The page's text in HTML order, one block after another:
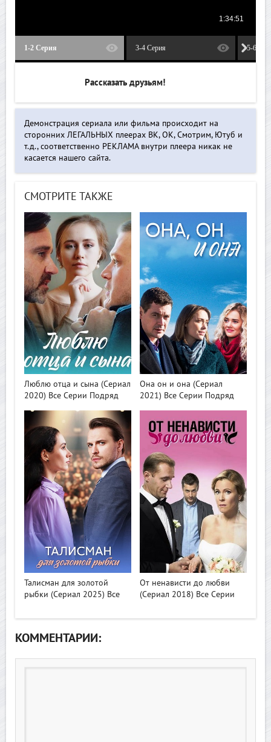
1-2 Серия 3-4 Серия 5-6
Рассказать друзьям!
Демонстрация сериала или фильма происходит на
сторонних ЛЕГАЛЬНЫХ плеерах ВК, ОК, Смотрим, Ютуб и
т.д., соответственно РЕКЛАМА внутри плеера никак не
касается нашего сайта.
СМОТРИТЕ ТАКЖЕ
>
Люблю отца и сына (Сериал
2020) Все Серии Подряд
>
Она он и она (Сериал
2021) Все Серии Подряд
Талисман для золотой
рыбки (Сериал 2025) Все
От ненависти до любви
(Сериал 2018) Все Серии
КОММЕНТАРИИ: